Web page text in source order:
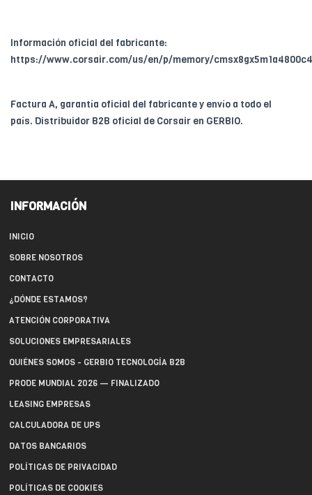
Información oficial del fabricante:
https://www.corsair.com/us/en/p/memory/
Factura A, garantía oficial del fabricante y envío a todo el
país. Distribuidor B2B oficial de Corsair en GERBIO.
INFORMACIÓN
INICIO
SOBRE NOSOTROS
CONTACTO
¿DÓNDE ESTAMOS?
ATENCIÓN CORPORATIVA
SOLUCIONES EMPRESARIALES
QUIÉNES SOMOS - GERBIO TECNOLOGÍA B2B
PRODE MUNDIAL 2026 — FINALIZADO
LEASING EMPRESAS
CALCULADORA DE UPS
DATOS BANCARIOS
POLÍTICAS DE PRIVACIDAD
POLÍTICAS DE COOKIES